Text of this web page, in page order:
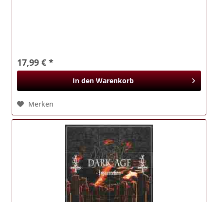
17,99 € *
In den Warenkorb
Merken